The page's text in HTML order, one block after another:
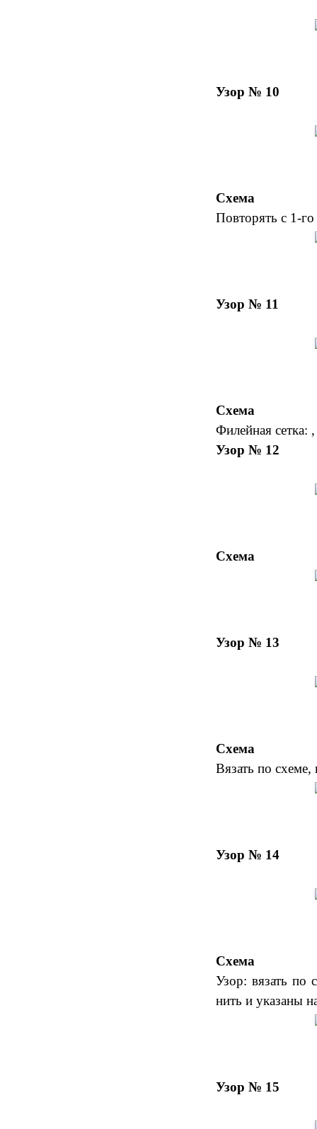
Узор № 10
Схема
Повторять с 1-
Узор № 11
Схема
Филейная сетка:
Узор № 12
Схема
Узор № 13
Схема
Вязать по
Узор № 14
Схема
Узор: вязать
нить и указаны
Узор № 15